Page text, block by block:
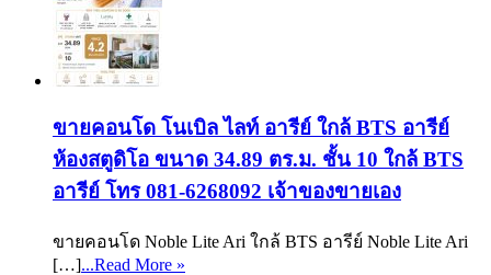
ขายคอนโด โนเบิล ไลท์ อารีย์ ใกล้ BTS อารีย์
ห้องสตูดิโอ ขนาด 34.89 ตร.ม. ชั้น 10 ใกล้ BTS
อารีย์ โทร 081-6268092 เจ้าของขายเอง
ขายคอนโด Noble Lite Ari ใกล้ BTS อารีย์ Noble Lite Ari
[…]...Read More »